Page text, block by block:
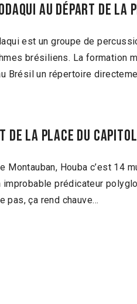
au départ de la
est un groupe de
brésiliens. La formation
Brésil un répertoire
de la place DU
Montauban, Houba c’est 14
improbable prédicateur
pas, ça rend chauve…